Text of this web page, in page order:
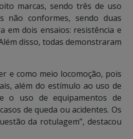
marcas, sendo três de uso
não conformes, sendo duas
em dois ensaios: resistência e
disso, todas demonstraram
e como meio locomoção, pois
além do estímulo ao uso de
o uso de equipamentos de
de queda ou acidentes. Os
da rotulagem”, destacou